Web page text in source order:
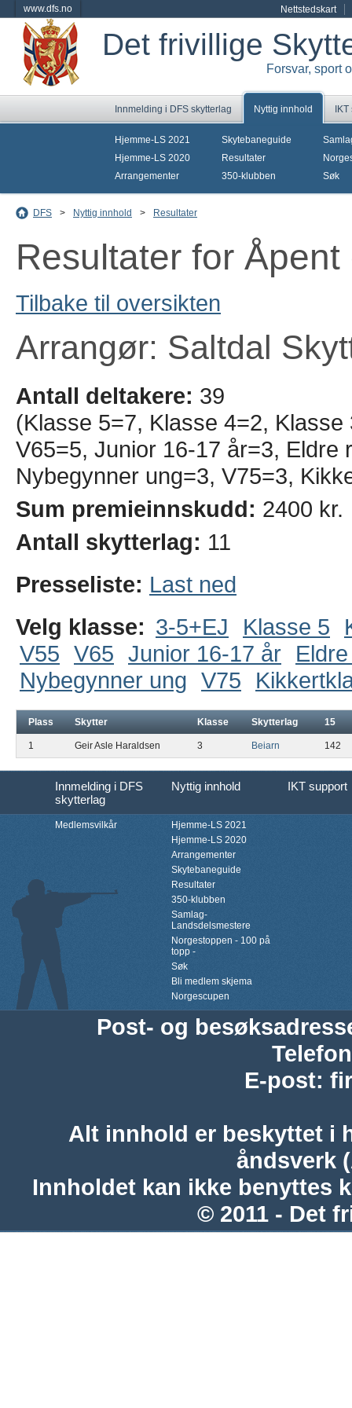
www.dfs.no Nettstedskart
Det frivillige
Forsvar, sport
Innmelding i DFS skytterlag Nyttig innhold
Hjemme-LS 2021
Hjemme-LS 2020
Arrangementer
Skytebaneguide
Resultater
350-klubben
Søk
DFS > Nyttig innhold > Resultater
Resultater for
Tilbake til oversikten
Arrangør: Saltdal
Antall deltakere: 39
(Klasse 5=7, Klasse 4=2,
V65=5, Junior 16-17 år=3, Eldre
Nybegynner ung=3, V75=3,
Sum premieinnskudd: 2400 kr.
Antall skytterlag: 11
Presseliste: Last ned
Velg klasse: 3-5+EJ Klasse 5
V55 V65 Junior 16-17 år
Nybegynner ung V75
Plass Skytter Klasse Skytterlag 15
1 Geir Asle Haraldsen 3 Beiarn 142
Innmelding i DFS
skytterlag
Nyttig innhold IKT support
Medlemsvilkår
Hjemme-LS 2021
Hjemme-LS 2020
Arrangementer
Skytebaneguide
Resultater
350-klubben
Samlag-
Landsdelsmestere
Norgestoppen - 100 på
topp -
Søk
Bli medlem skjema
Norgescupen
Post- og
Telefon
E-post:
Alt innhold er beskyttet i
åndsverk
Innholdet kan ikke benyttes
© 2011 - Det